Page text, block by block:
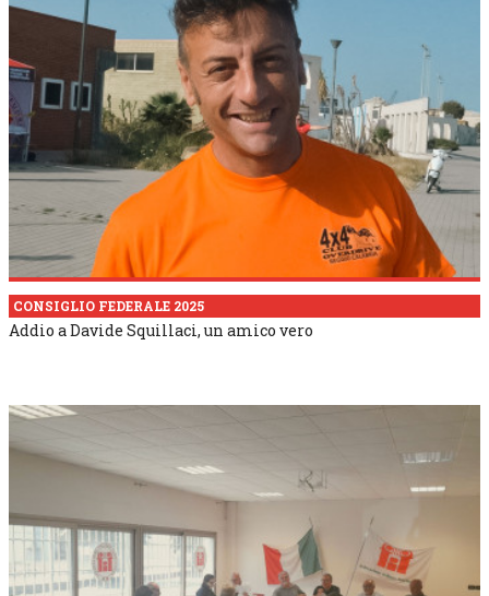
CONSIGLIO FEDERALE 2025
Addio a Davide Squillaci, un amico vero